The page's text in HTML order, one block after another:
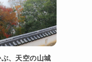
、天空の山城